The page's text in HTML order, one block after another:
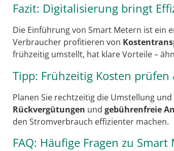
Fazit: Digitalisierung bringt
Die Einführung von Smart Metern ist ein
Verbraucher profitieren von
frühzeitig umstellt, hat klare Vorteile –
Tipp: Frühzeitig Kosten
Planen Sie rechtzeitig die Umstellung
Rückvergütungen und gebührenfreie
den Stromverbrauch effizienter machen.
FAQ: Häufige Fragen zu Smart